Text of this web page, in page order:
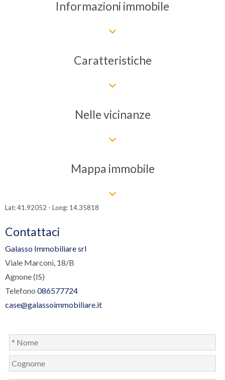
Informazioni immobile
Caratteristiche
Nelle vicinanze
Mappa immobile
Lat: 41.92052 - Long: 14.35818
Contattaci
Galasso Immobiliare srl
Viale Marconi, 18/B
Agnone (IS)
Telefono 086577724
case@galassoimmobiliare.it